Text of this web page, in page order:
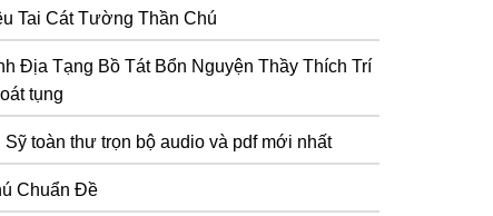
Tai Cát Tường Thần Chú
Địa Tạng Bồ Tát Bổn Nguyện Thầy Thích Trí
tụng
Sỹ toàn thư trọn bộ audio và pdf mới nhất
Chuẩn Đề